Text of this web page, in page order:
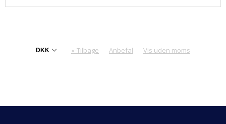
«-Tilbage Anbefal Vis uden moms